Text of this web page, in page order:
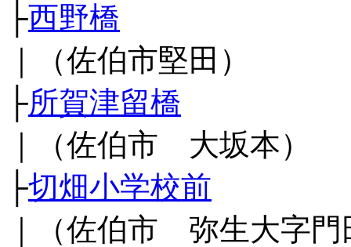
├西野橋
｜（佐伯市堅田）
├所賀津留橋
｜（佐伯市 大坂本）
├切畑小学校前
｜（佐伯市 弥生大字門